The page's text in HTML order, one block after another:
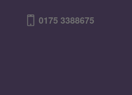
0175 3388675